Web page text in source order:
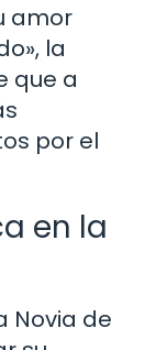
amor
la
que a
por el
en la
Novia de